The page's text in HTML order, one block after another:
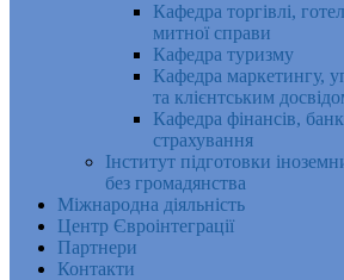
Кафедра торгівлі,
митної справи
Кафедра туризму
Кафедра маркетингу,
та клієнтським
Кафедра фінансів,
страхування
Інститут підготовки
без громадянства
Міжнародна діяльність
Центр Євроінтеграції
Партнери
Контакти